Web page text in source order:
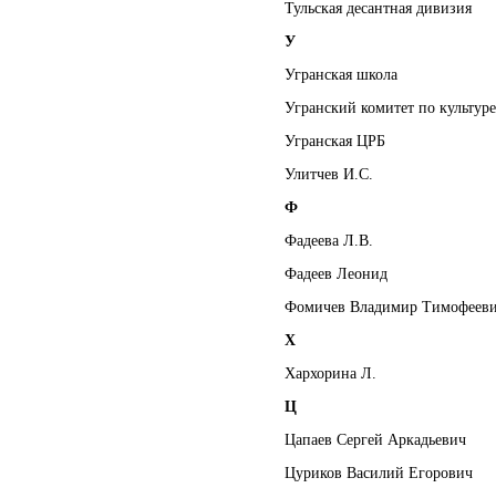
Тульская десантная дивизия
У
Угранская школа
Угранский комитет по культуре
Угранская ЦРБ
Улитчев И.С.
Ф
Фадеева Л.В.
Фадеев Леонид
Фомичев Владимир
Х
Хархорина Л.
Ц
Цапаев Сергей Аркадьевич
Цуриков Василий Егорович